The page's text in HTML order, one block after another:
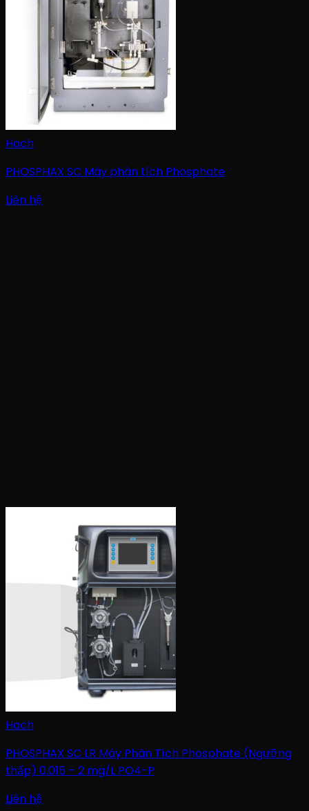
Hach
PHOSPHAX SC Máy phân tích Phosphate
Liên hệ
Hach
PHOSPHAX SC LR Máy Phân Tích Phosphate (Ngưỡng
thấp) 0.015 – 2 mg/L PO4-P
Liên hệ